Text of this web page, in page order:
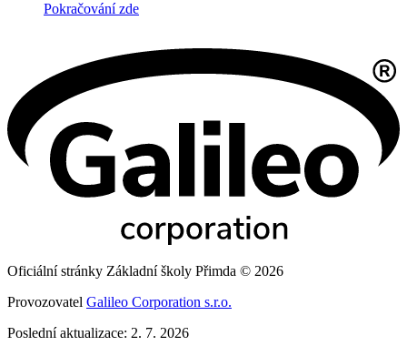
Pokračování zde
Oficiální stránky Základní školy Přimda © 2026
Provozovatel Galileo Corporation s.r.o.
Poslední aktualizace: 2. 7. 2026